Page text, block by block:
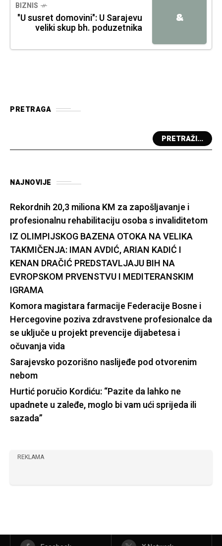
&
BIZNIS
"U susret domovini": U Sarajevu
veliki skup bh. poduzetnika
PRETRAGA
PRETRAŽI...
NAJNOVIJE
Rekordnih 20,3 miliona KM za zapošljavanje i
profesionalnu rehabilitaciju osoba s invaliditetom
IZ OLIMPIJSKOG BAZENA OTOKA NA VELIKA
TAKMIČENJA: IMAN AVDIĆ, ARIAN KADIĆ I
KENAN DRAČIĆ PREDSTAVLJAJU BIH NA
EVROPSKOM PRVENSTVU I MEDITERANSKIM
IGRAMA
Komora magistara farmacije Federacije Bosne i
Hercegovine poziva zdravstvene profesionalce da
se uključe u projekt prevencije dijabetesa i
očuvanja vida
Sarajevsko pozorišno naslijeđe pod otvorenim
nebom
Hurtić poručio Kordiću: “Pazite da lahko ne
upadnete u zaleđe, moglo bi vam ući sprijeda ili
sazada”
REKLAMA